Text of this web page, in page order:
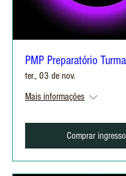
PMP Preparatório
ter., 03 de nov.
Mais informações
Comprar